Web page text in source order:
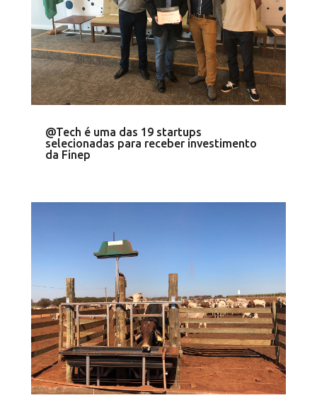
@Tech é uma das 19 startups
selecionadas para receber investimento
da Finep